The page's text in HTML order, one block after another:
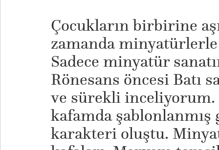
Çocukların birbirine
zamanda
Sadece minyatür
Rönesans öncesi Batı
ve sürekli inceliyorum.
kafamda
karakteri oluştu.